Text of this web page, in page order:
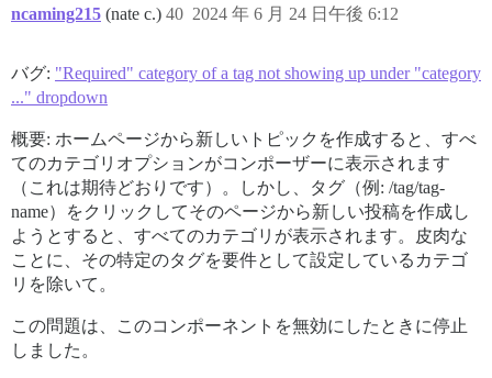
ncaming215 (nate c.) 2024 年 6 月 24 日午後 6:12
40
バグ: "Required" category of a tag not showing up under "category
..." dropdown
概要: ホームページから新しいトピックを作成すると、すべ
てのカテゴリオプションがコンポーザーに表示されます
（これは期待どおりです）。しかし、タグ（例: /tag/tag-
name）をクリックしてそのページから新しい投稿を作成し
ようとすると、すべてのカテゴリが表示されます。皮肉な
ことに、その特定のタグを要件として設定しているカテゴ
リを除いて。
この問題は、このコンポーネントを無効にしたときに停止
しました。